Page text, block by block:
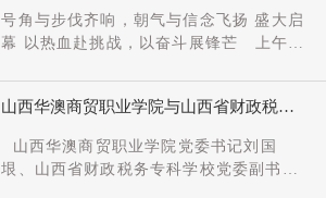
常工作的副书记（正厅长级），省教育厅
党组成员、副厅长王军出席会议并讲话。
新任党委书记杨明军同志、理事长刘耀国
分别作表态发言，刘国垠同志主持会议。
省委组织部干部六处、省委教育工委组织
领导班子成员、中层干部及教师代表参加
会议。
号角与步伐齐响，朝气与信念飞扬 盛大启
幕 以热血赴挑战，以奋斗展锋芒 上午9
扬，国旗护卫队整齐着装、身姿挺拔、精
神抖擞，护送五星红旗庄严入场，鲜红的
旗帜在春日暖阳下熠熠生辉，彰显着华澳
学子赤诚的家国情怀与昂扬的精神风貌。
山西华澳商贸职业学院与山西省财政税务
建和思想政治工作结对共建协议
山西华澳商贸职业学院党委书记刘国
垠、山西省财政税务专科学校党委副书记